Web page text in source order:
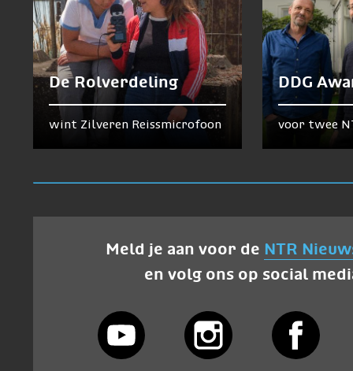
De Rolverdeling
wint Zilveren Reissmicrofoon
DDG
voor twee
Meld je aan voor de NTR
en volg ons op social